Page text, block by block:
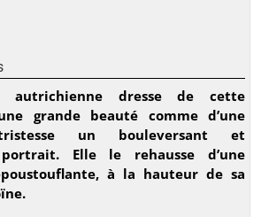
autrichienne dresse de cette
grande beauté comme d’une
un bouleversant et
Elle le rehausse d’une
à la hauteur de sa